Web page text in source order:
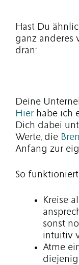
Hast Du
ganz anderes
dran:
Deine
Hier habe ich
Dich dabei
Werte, die
Anfang zur
So
Kreise
sonst
intuitiv
Atme